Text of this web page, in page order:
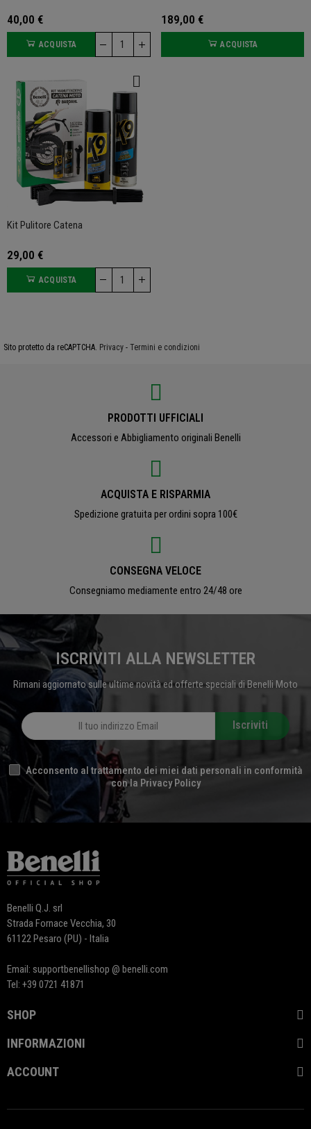
40,00 €
ACQUISTA
189,00 €
ACQUISTA
Kit Pulitore Catena
29,00 €
ACQUISTA
Sito protetto da reCAPTCHA. Privacy - Termini e condizioni
PRODOTTI UFFICIALI
Accessori e Abbigliamento originali Benelli
ACQUISTA E RISPARMIA
Spedizione gratuita per ordini sopra 100€
CONSEGNA VELOCE
Consegniamo mediamente entro 24/48 ore
ISCRIVITI ALLA NEWSLETTER
Rimani aggiornato sulle ultime novità ed offerte speciali di Benelli Moto
Iscriviti
Acconsento al trattamento dei miei dati personali in conformità
con la Privacy Policy
Benelli Q.J. srl
Strada Fornace Vecchia, 30
61122 Pesaro (PU) - Italia
Email: supportbenellishop @ benelli.com
Tel: +39 0721 41871
SHOP
INFORMAZIONI
ACCOUNT